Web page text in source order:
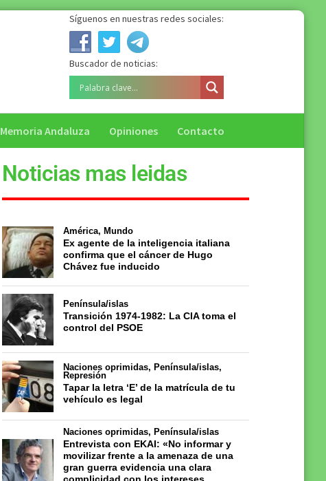
Síguenos en nuestras redes sociales:
Buscador de noticias:
Memoria Andaluza Opiniones Contacto
Noticias mas leidas